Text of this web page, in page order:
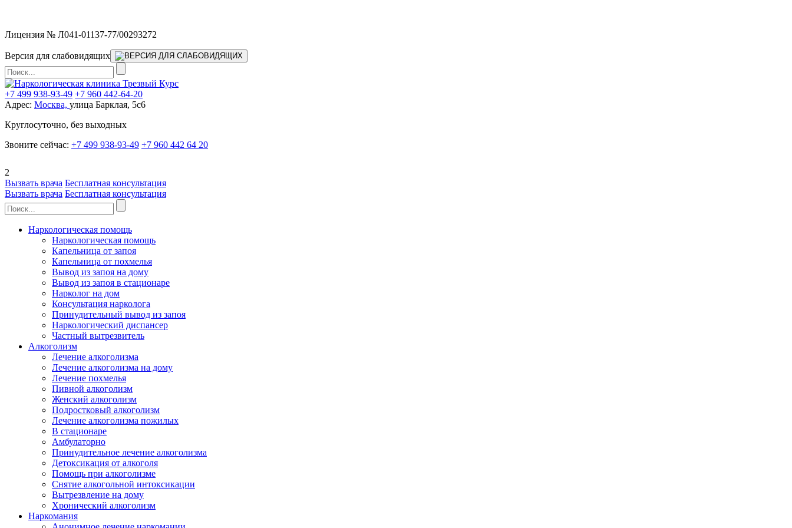
Лицензия № Л041-01137-77/00293272
Версия для слабовидящих
+7 499 938-93-49 +7 960 442-64-20
Адрес: Москва, улица Барклая, 5с6
Круглосуточно, без выходных
Звоните сейчас: +7 499 938-93-49 +7 960 442 64 20
2
Вызвать врача Бесплатная консультация
Вызвать врача Бесплатная консультация
Наркологическая помощь
Наркологическая помощь
Капельница от запоя
Капельница от похмелья
Вывод из запоя на дому
Вывод из запоя в стационаре
Нарколог на дом
Консультация нарколога
Принудительный вывод из запоя
Наркологический диспансер
Частный вытрезвитель
Алкоголизм
Лечение алкоголизма
Лечение алкоголизма на дому
Лечение похмелья
Пивной алкоголизм
Женский алкоголизм
Подростковый алкоголизм
Лечение алкоголизма пожилых
В стационаре
Амбулаторно
Принудительное лечение алкоголизма
Детоксикация от алкоголя
Помощь при алкоголизме
Снятие алкогольной интоксикации
Вытрезвление на дому
Хронический алкоголизм
Наркомания